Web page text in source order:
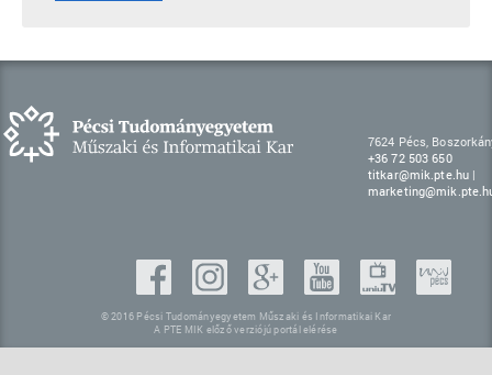
7624 Pécs,
+36 72 503 650
titkar@mik.pte.hu |
© 2016 Pécsi Tudományegyetem Műszaki és Informatikai Kar
A PTE MIK előző verziójú portál elérése